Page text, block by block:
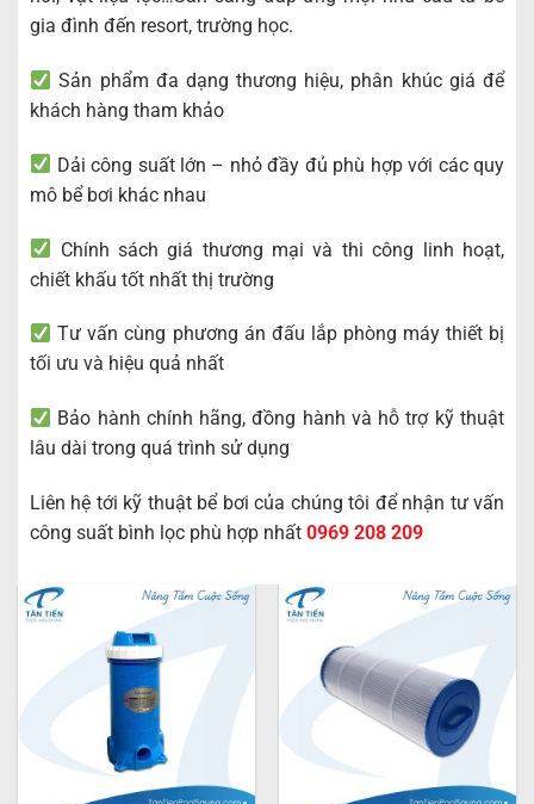
gia đình đến resort, trường học.
Sản phẩm đa dạng thương hiệu, phân khúc giá để
khách hàng tham khảo
Dải công suất lớn – nhỏ đầy đủ phù hợp với các quy
mô bể bơi khác nhau
Chính sách giá thương mại và thi công linh hoạt,
chiết khấu tốt nhất thị trường
Tư vấn cùng phương án đấu lắp phòng máy thiết bị
tối ưu và hiệu quả nhất
Bảo hành chính hãng, đồng hành và hỗ trợ kỹ thuật
lâu dài trong quá trình sử dụng
Liên hệ tới kỹ thuật bể bơi của chúng tôi để nhận tư vấn
công suất bình lọc phù hợp nhất 0969 208 209